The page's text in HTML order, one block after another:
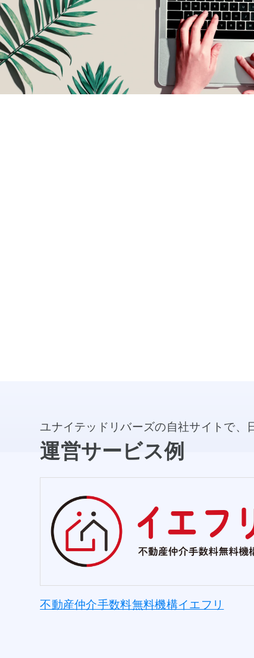
ユナイテッドリバーズの自社サイトで、
運営サービス例
不動産仲介手数料無料機構イエフリ